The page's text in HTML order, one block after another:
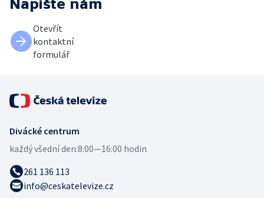
Napište nám
Otevřít
kontaktní
formulář
Divácké centrum
každý všední den:8:00—16:00 hodin
261 136 113
info@ceskatelevize.cz